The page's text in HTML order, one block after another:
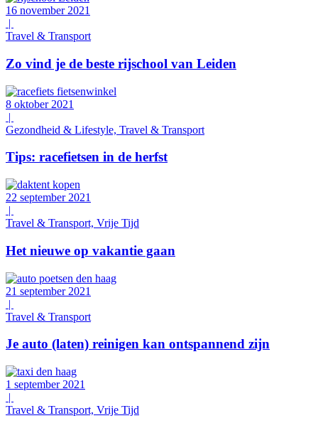
16 november 2021
|
Travel & Transport
Zo vind je de beste rijschool van Leiden
8 oktober 2021
|
Gezondheid & Lifestyle, Travel & Transport
Tips: racefietsen in de herfst
22 september 2021
|
Travel & Transport, Vrije Tijd
Het nieuwe op vakantie gaan
21 september 2021
|
Travel & Transport
Je auto (laten) reinigen kan ontspannend zijn
1 september 2021
|
Travel & Transport, Vrije Tijd